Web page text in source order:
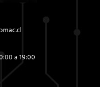
a 19:00